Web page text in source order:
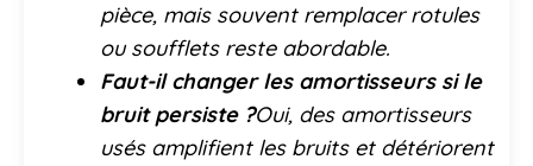
pièce, mais souvent remplacer rotules
ou soufflets reste abordable.
Faut-il changer les amortisseurs si le
bruit persiste ?Oui, des amortisseurs
usés amplifient les bruits et détériorent